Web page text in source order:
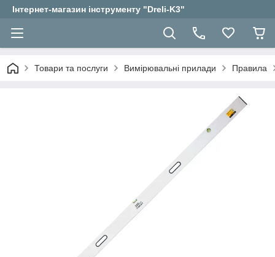
Інтернет-магазин інструменту "Dreli-K3"
Товари та послуги Вимірювальні прилади Правила